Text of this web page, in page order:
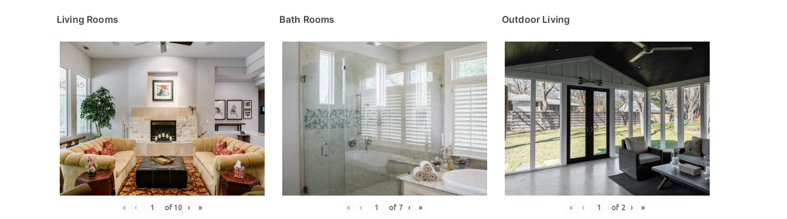
Living Rooms
« ‹ of10 › »
Bath Rooms
« ‹ of 7 › »
Outdoor Living
« ‹ of 2 › »